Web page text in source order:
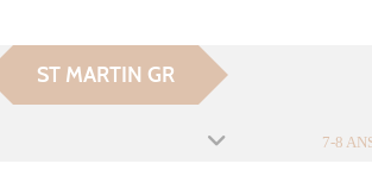
ST MARTIN GR
7-8